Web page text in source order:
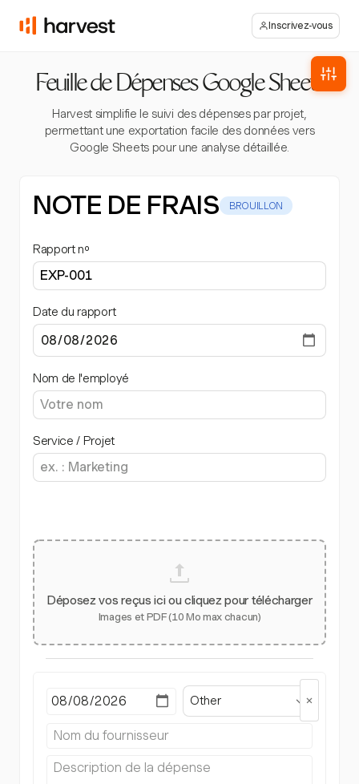
Inscrivez-vous
Feuille de Dépenses Google Sheets
Harvest simplifie le suivi des dépenses par projet,
permettant une exportation facile des données vers
Google Sheets pour une analyse détaillée.
NOTE DE FRAIS BROUILLON
Rapport nº
Date du rapport
Nom de l'employé
Service / Projet
Déposez vos reçus ici ou cliquez pour télécharger
Images et PDF (10 Mo max chacun)
Other